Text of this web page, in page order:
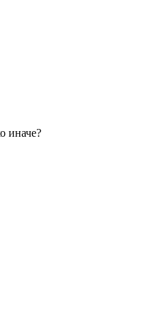
иначе?